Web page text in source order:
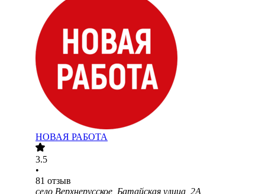
НОВАЯ РАБОТА
3.5
•
81 отзыв
село Верхнерусское, Батайская улица, 2А